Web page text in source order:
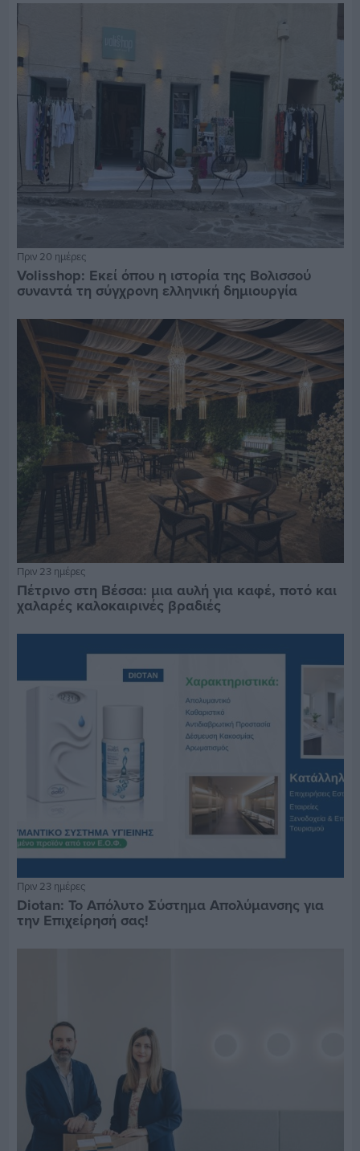
Πριν 20 ημέρες
Volisshop: Εκεί όπου η ιστορία της Βολισσού
συναντά τη σύγχρονη ελληνική δημιουργία
Πριν 23 ημέρες
Πέτρινο στη Βέσσα: μια αυλή για καφέ, ποτό και
χαλαρές καλοκαιρινές βραδιές
Πριν 23 ημέρες
Diotan: Το Απόλυτο Σύστημα Απολύμανσης για
την Επιχείρησή σας!